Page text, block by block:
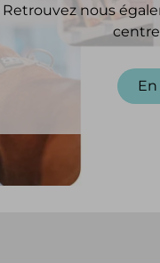
Retrouvez nous